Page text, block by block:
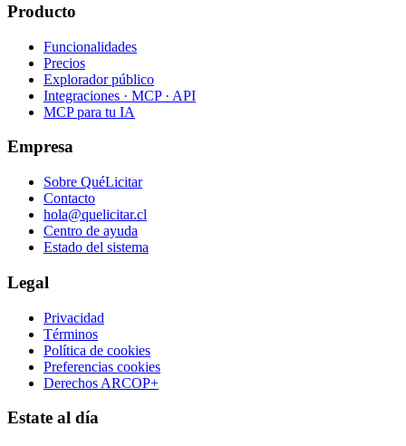
Producto
Funcionalidades
Precios
Explorador público
Integraciones · MCP · API
MCP para tu IA
Empresa
Sobre QuéLicitar
Contacto
hola@quelicitar.cl
Centro de ayuda
Estado del sistema
Legal
Privacidad
Términos
Política de cookies
Preferencias cookies
Derechos ARCOP+
Estate al día